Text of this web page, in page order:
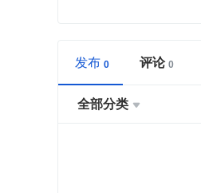
发布 评论
全部分类 